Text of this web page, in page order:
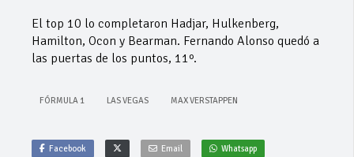
El top 10 lo completaron Hadjar, Hulkenberg,
Hamilton, Ocon y Bearman. Fernando Alonso quedó a
las puertas de los puntos, 11º.
FÓRMULA 1 LAS VEGAS MAX VERSTAPPEN
Facebook Email Whatsapp